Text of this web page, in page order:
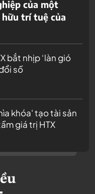
của một
trí tuệ của
bắt nhịp ‘làn gió
số
khóa' tạo tài sản
giá trị HTX